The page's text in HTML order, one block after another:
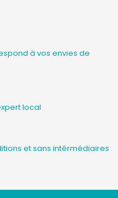
à vos envies de
local
et sans intérmédiaires